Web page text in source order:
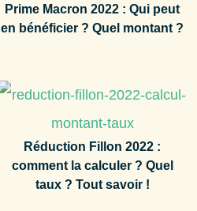
Prime Macron 2022 : Qui peut
en bénéficier ? Quel montant ?
Réduction Fillon 2022 :
comment la calculer ? Quel
taux ? Tout savoir !